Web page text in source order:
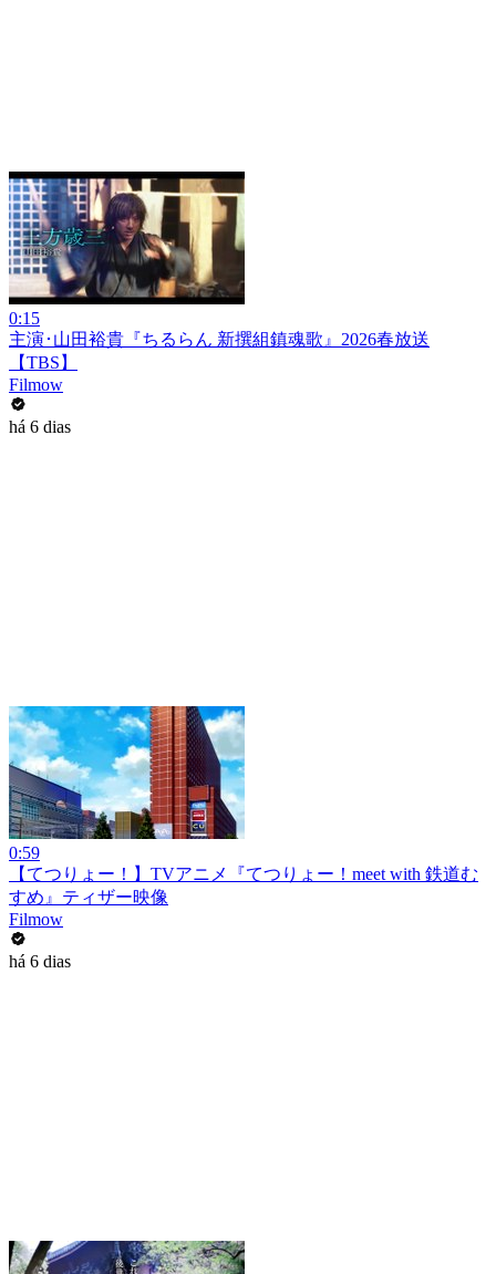
0:15
主演･山田裕貴『ちるらん 新撰組鎮魂歌』2026春放送
【TBS】
Filmow
há 6 dias
0:59
【てつりょー！】TVアニメ『てつりょー！meet with 鉄道む
すめ』ティザー映像
Filmow
há 6 dias